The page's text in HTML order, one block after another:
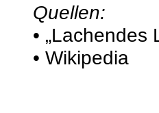
Quellen:
• „Lachendes
• Wikipedia